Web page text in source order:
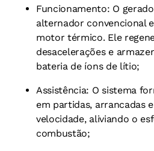
Funcionamento: O
alternador convencional
motor térmico. Ele
desacelerações e
bateria de íons de lítio;
Assistência: O sistema
em partidas, arrancadas
velocidade, aliviando o
combustão;